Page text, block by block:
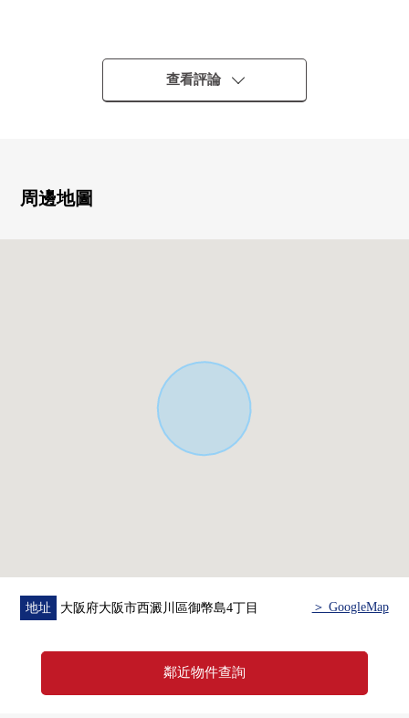
・木造，鋼筋混凝土結構的3層樓3LDK
・也在朝日進入的東面朝向的陽台便於洗的衣物
・容易把家具的版面設計在牆帳單廚房換成的房型
"新製"
・LIFE御幣島商店約700m(步行9分鐘)
・7-Eleven大阪御幣島6丁目約300m(步行4分鐘)
・Lawson御幣島3丁目約800m(步行10分鐘)
・御幣島小學約450m(步行6分鐘)
查看評論
周邊地圖
地址 大阪府大阪市西澱川區御幣島4丁目 ＞ GoogleMap
鄰近物件查詢